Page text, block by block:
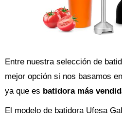
Entre nuestra selección de
mejor opción si nos basamos
ya que es batidora más
El modelo de batidora Ufesa